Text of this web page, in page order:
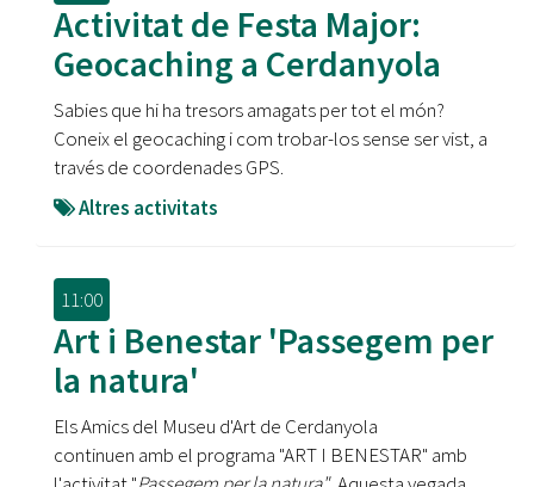
Activitat de Festa Major:
Geocaching a Cerdanyola
Sabies que hi ha tresors amagats per tot el món?
Coneix el geocaching i com trobar-los sense ser vist, a
través de coordenades GPS.
Altres activitats
11:00
Art i Benestar 'Passegem per
la natura'
Els Amics del Museu d'Art de Cerdanyola
continuen amb el programa "ART I BENESTAR" amb